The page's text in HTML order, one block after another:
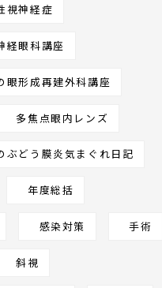
ニック本院
府大阪市城東区今福東
眼科醫院
0083
ンタウン守口3階
視神経症
経眼科講座
眼形成再建外科講座
多焦点眼内レンズ
ぶどう膜炎気まぐれ日記
年度総括
感染対策 手術
斜視